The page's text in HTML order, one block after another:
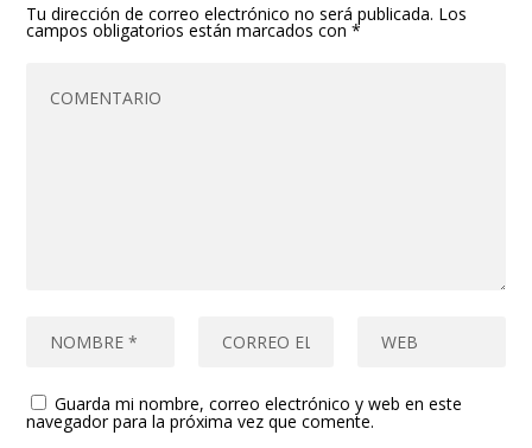
Tu dirección de correo electrónico no será publicada. Los
campos obligatorios están marcados con*
Guarda mi nombre, correo electrónico y web en este
navegador para la próxima vez que comente.